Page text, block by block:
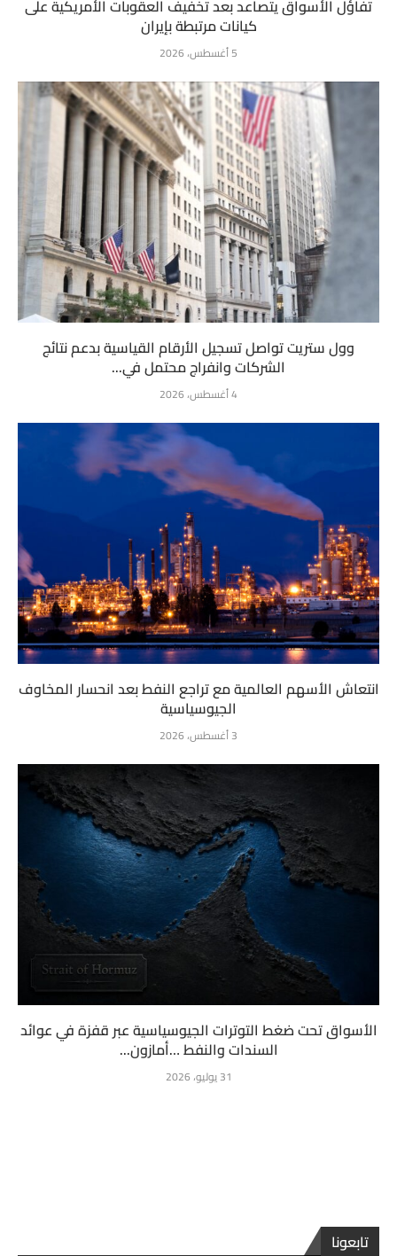
تفاؤل الأسواق يتصاعد بعد تخفيف العقوبات الأمريكية على
كيانات مرتبطة بإيران
5 أغسطس، 2026
وول ستريت تواصل تسجيل الأرقام القياسية بدعم نتائج
الشركات وانفراج محتمل في...
4 أغسطس، 2026
انتعاش الأسهم العالمية مع تراجع النفط بعد انحسار المخاوف
الجيوسياسية
3 أغسطس، 2026
الأسواق تحت ضغط التوترات الجيوسياسية عبر قفزة في عوائد
السندات والنفط …أمازون...
31 يوليو، 2026
تابعونا